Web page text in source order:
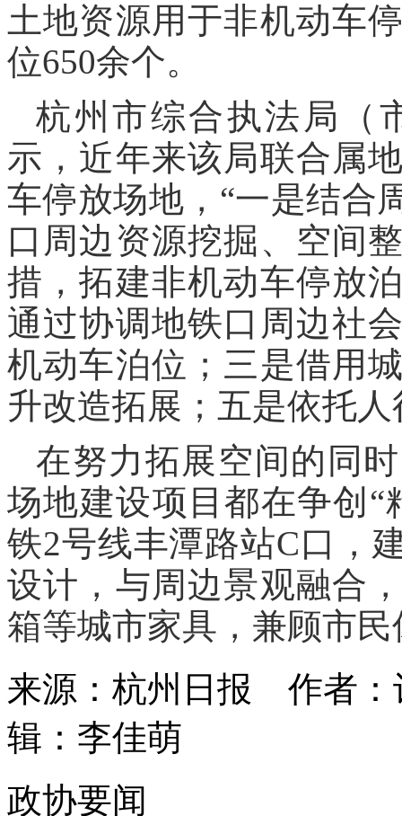
土地资源用于非机动车
位650余个。
杭州市综合执法局（
示，近年来该局联合属
车停放场地，“一是结合
口周边资源挖掘、空间
措，拓建非机动车停放
通过协调地铁口周边社
机动车泊位；三是借用
升改造拓展；五是依托
在努力拓展空间的同
场地建设项目都在争创
铁2号线丰潭路站C口，
设计，与周边景观融合
箱等城市家具，兼顾市
来源：杭州日报 作者
辑：李佳萌
政协要闻